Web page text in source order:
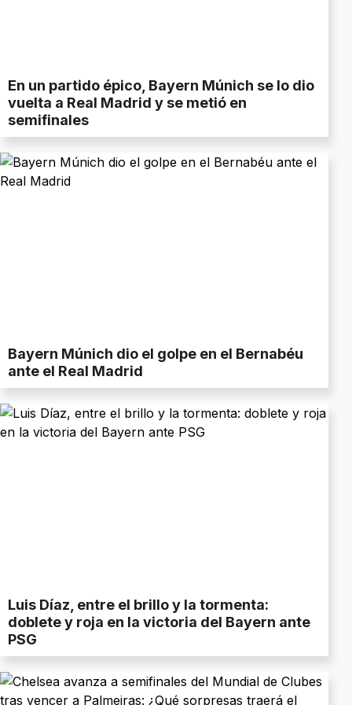
En un partido épico, Bayern Múnich se lo dio
vuelta a Real Madrid y se metió en
semifinales
Bayern Múnich dio el golpe en el Bernabéu
ante el Real Madrid
Luis Díaz, entre el brillo y la tormenta:
doblete y roja en la victoria del Bayern ante
PSG